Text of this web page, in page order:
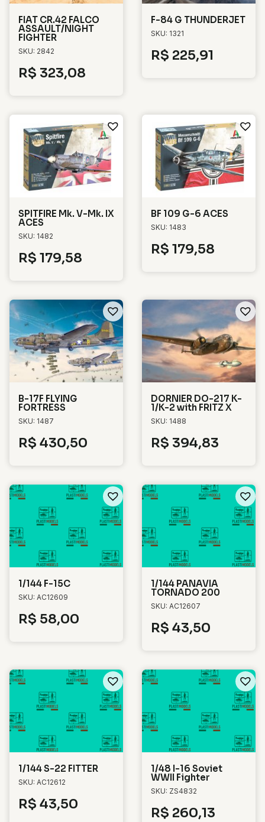
FIAT CR.42 FALCO
ASSAULT/NIGHT
FIGHTER
SKU: 2842
R$ 323,08
F-84 G THUNDERJET
SKU: 1321
R$ 225,91
SPITFIRE Mk. V-Mk. IX
ACES
SKU: 1482
R$ 179,58
BF 109 G-6 ACES
SKU: 1483
R$ 179,58
B-17F FLYING
FORTRESS
SKU: 1487
R$ 430,50
DORNIER DO-217 K-
1/K-2 with FRITZ X
SKU: 1488
R$ 394,83
1/144 F-15C
SKU: AC12609
R$ 58,00
1/144 PANAVIA
TORNADO 200
SKU: AC12607
R$ 43,50
1/144 S-22 FITTER
SKU: AC12612
R$ 43,50
1/48 I-16 Soviet
WWII Fighter
SKU: ZS4832
R$ 260,13